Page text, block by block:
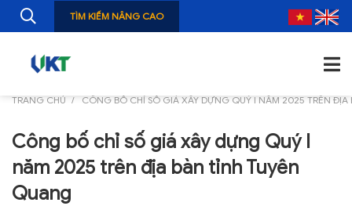
GIỚI THIỆU
TIN TỨC
TÌM KIẾM NÂNG CAO
TRANG CHỦ CÔNG BỐ CHỈ SỐ GIÁ XÂY DỰNG QUÝ I NĂM 2025 TRÊN ĐỊA
Công bố chỉ số giá xây dựng Quý I
năm 2025 trên địa bàn tỉnh Tuyên
Quang